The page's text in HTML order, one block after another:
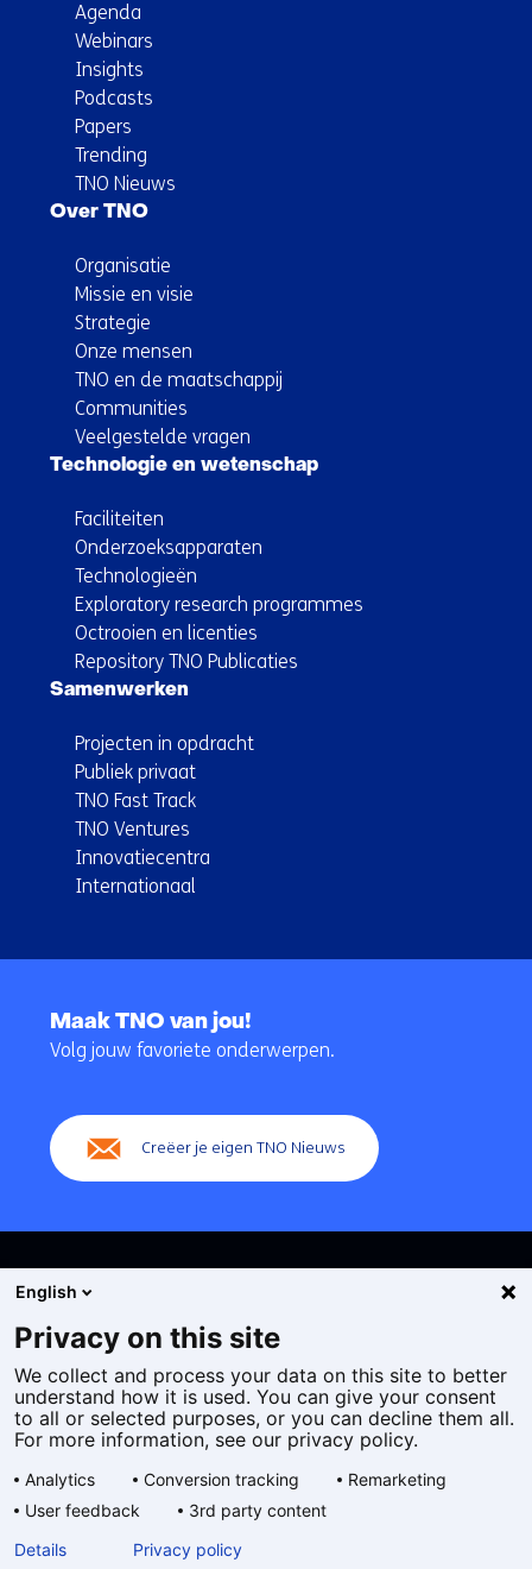
Agenda
Webinars
Insights
Podcasts
Papers
Trending
TNO Nieuws
Over TNO
Organisatie
Missie en visie
Strategie
Onze mensen
TNO en de maatschappij
Communities
Veelgestelde vragen
Technologie en wetenschap
Faciliteiten
Onderzoeksapparaten
Technologieën
Exploratory research programmes
Octrooien en licenties
Repository TNO Publicaties
Samenwerken
Projecten in opdracht
Publiek privaat
TNO Fast Track
TNO Ventures
Innovatiecentra
Internationaal
navigatie
Maak TNO van jou!
Volg jouw favoriete onderwerpen.
Creëer je eigen TNO Nieuws
Cookies
Privacy statement
Toegankelijkheid
Algemene voorwaarden
taal:
English
Privacy on this site
We collect and process your data on this site to better
understand how it is used. You can give your consent
to all or selected purposes, or you can decline them all.
For more information, see our privacy policy.
Analytics Conversion tracking
Remarketing
User feedback
3rd party content
Details
Privacy policy